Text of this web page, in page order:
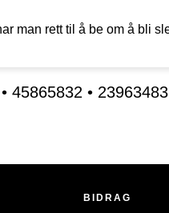
man rett til å be om å bli
• 45865832 • 23963483
BIDRAG